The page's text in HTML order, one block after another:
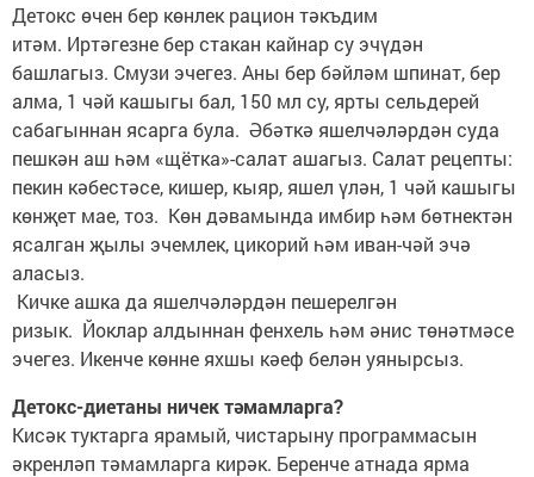
Детокс өчен бер көнлек рацион тәкъдим
итәм. Иртәгезне бер стакан кайнар су эчүдән
башлагыз. Смузи эчегез. Аны бер бәйләм шпинат, бер
алма, 1 чәй кашыгы бал, 150 мл су, ярты сельдерей
сабагыннан ясарга була. Әбәткә яшелчәләрдән суда
пешкән аш һәм «щётка»-салат ашагыз. Салат рецепты:
пекин кәбестәсе, кишер, кыяр, яшел үлән, 1 чәй кашыгы
көнҗет мае, тоз. Көн дәвамында имбир һәм бөтнектән
ясалган җылы эчемлек, цикорий һәм иван-чәй эчә
аласыз.
Кичке ашка да яшелчәләрдән пешерелгән
ризык. Йоклар алдыннан фенхель һәм әнис төнәтмәсе
эчегез. Икенче көнне яхшы кәеф белән уянырсыз.
Детокс-диетаны ничек тәмамларга?
Кисәк туктарга ярамый, чистарыну программасын
әкренләп тәмамларга кирәк. Беренче атнада ярма